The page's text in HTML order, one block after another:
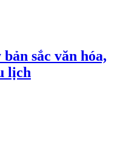
sắc văn hóa,
lịch